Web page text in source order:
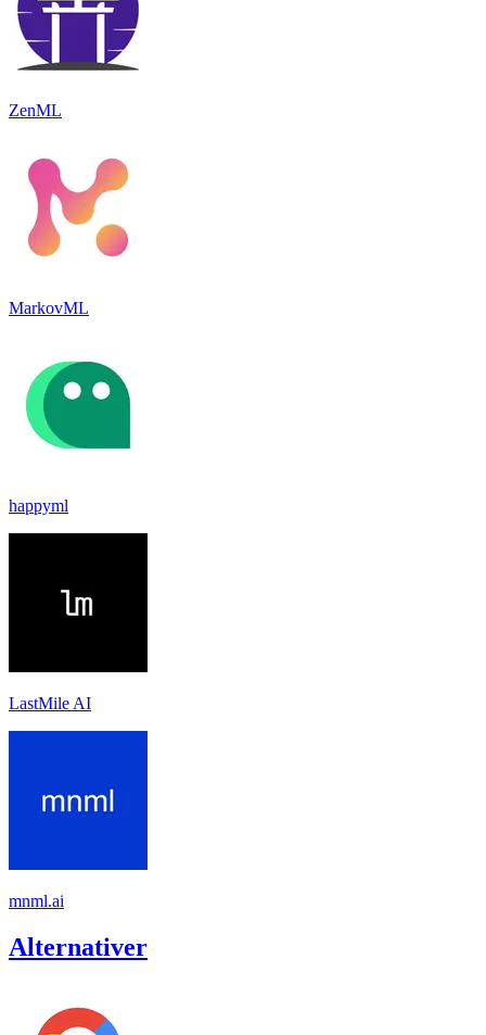
ZenML
MarkovML
happyml
LastMile AI
mnml.ai
Alternativer